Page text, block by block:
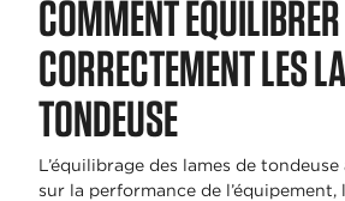
COMMENT ÉQUILIBRER
CORRECTEMENT LES
TONDEUSE
L’équilibrage des lames de
sur la performance de